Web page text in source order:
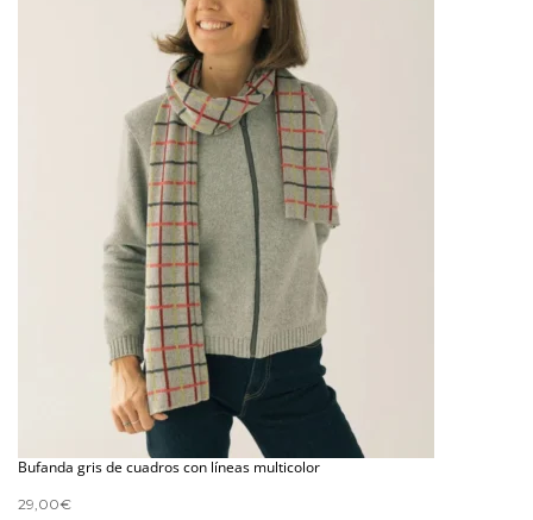
Bufanda gris de cuadros con líneas multicolor
29,00€